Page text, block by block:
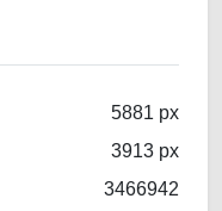
5881 px
3913 px
3466942